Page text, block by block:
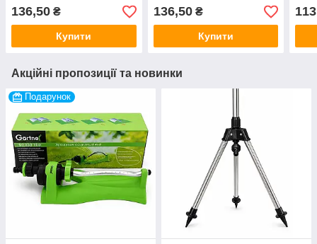
136,50 ₴
Купити
136,50₴
Купити
Акційні пропозиції та новинки
Подарунок